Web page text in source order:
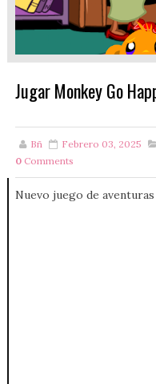
Jugar Monkey Go
Bñ Febrero 03, 2025
0 Comments
Nuevo juego de